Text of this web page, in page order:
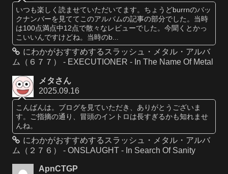
いつも楽しく読ませていただいてます。ちょうどburrnのバッ
クナンバーを見ててこのアルバムの記事の部分でした。当時
は100点満点中12点で散々なレビューでした。今聞くとかっ
こいいんですけどね。当時のb...
にわかがおすすめするスラッシュ・メタル・アルバ
ム（６７７） - EXECUTIONER - In The Name Of Metal
メタさん
2025.09.16
こんばんは。ブログを見ていただき、ありがとうございま
す。ご指摘の通り、冒頭のイントロは長すぎるかも知れませ
んね。
にわかがおすすめするスラッシュ・メタル・アルバ
ム（２７６） - ONSLAUGHT - In Search Of Sanity
ApnCTGP